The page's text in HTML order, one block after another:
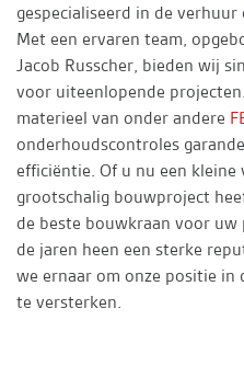
gespecialiseerd in de
Met een ervaren team,
Jacob Russcher, bieden wij
voor uiteenlopende
materieel van onder andere
onderhoudscontroles
efficiëntie. Of u nu een
grootschalig bouwproject
de beste bouwkraan voor
de jaren heen een sterke
we ernaar om onze positie
te versterken.